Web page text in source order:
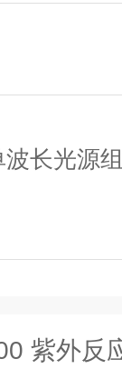
长光源
紫外反